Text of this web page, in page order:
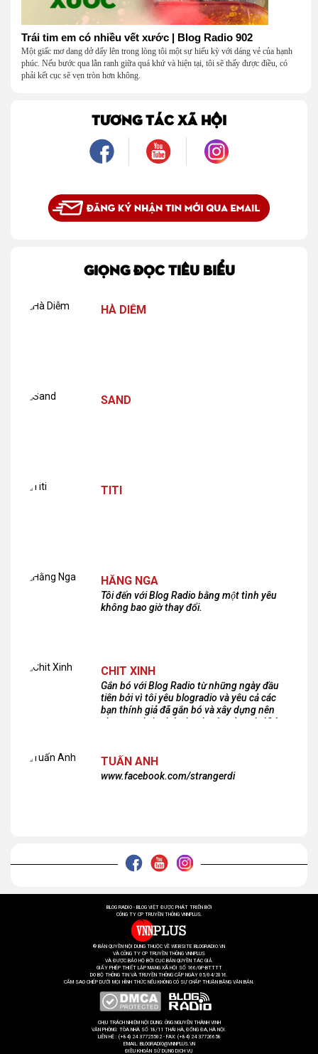
Trái tim em có nhiều vết xước | Blog Radio 902
Một giấc mơ dang dở dấy lên trong lòng tôi một sự hiếu kỳ với dáng vẻ của hạnh
phúc. Nếu bước qua lằn ranh giữa quá khứ và hiện tại, tôi sẽ thấy được điều, có
phải kết cục sẽ vẹn tròn hơn không.
TƯƠNG TÁC XÃ HỘI
GIỌNG ĐỌC TIÊU BIỂU
HÀ DIỄM
SAND
TITI
HẰNG NGA
Tôi đến với Blog Radio bằng một tình yêu
không bao giờ thay đổi.
CHIT XINH
Gắn bó với Blog Radio từ những ngày đầu
tiên bởi vì tôi yêu blogradio và yêu cả các
bạn thính giả đã gắn bó và xây dựng nên
chương trình phát thanh xúc cảm này!Cám
TUẤN ANH
www.facebook.com/strangerdi
BLOG RADIO - BLOG VIỆT ĐƯỢC PHÁT TRIỂN BỞI
CÔNG TY CP TRUYỀN THÔNG VNNPLUS.
® BẢN QUYỀN NỘI DUNG THUỘC VỀ WEBSITE BLOGRADIO.VN
VÀ CÔNG TY CP TRUYỀN THÔNG VNNPLUS
VÀ ĐƯỢC BẢO HỘ BỞI CỤC BẢN QUYỀN TÁC GIẢ.
GIẤY PHÉP THIẾT LẬP MẠNG XÃ HỘI SỐ 166/GP-BTTTT
DO BỘ THÔNG TIN VÀ TRUYỀN THÔNG CẤP NGÀY 05/04/2016.
CẤM SAO CHÉP DƯỚI MỌI HÌNH THỨC NẾU KHÔNG CÓ SỰ CHẤP THUẬN BẰNG VĂN BẢN.
CHỊU TRÁCH NHIỆM NỘI DUNG: ÔNG NGUYỄN THÀNH VINH
VĂN PHÒNG: TÒA NHÀ SỐ 18/11 THÁI HÀ, ĐỐNG ĐA, HÀ NỘI.
LIÊN HỆ : (+84) 24 37725502 - FAX: (+84) 24 37726658
EMAIL: BLOGRADIO@VNNPLUS.VN
ĐIỀU KHOẢN SỬ DỤNG DỊCH VỤ